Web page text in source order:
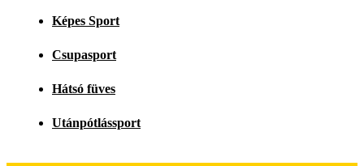
Képes Sport
Csupasport
Hátsó füves
Utánpótlássport